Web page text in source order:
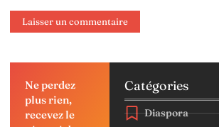
Ne perdez
plus rien,
recevez le
Catégories
Diaspora